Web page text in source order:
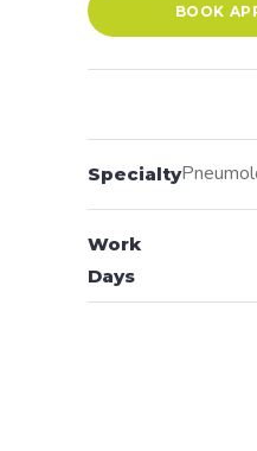
BOOK
Specialty
Work
Days